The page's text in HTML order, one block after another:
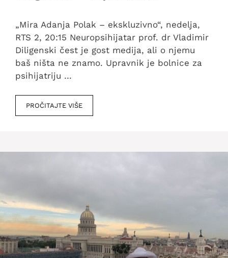
„Mira Adanja Polak – ekskluzivno“, nedelja,
RTS 2, 20:15 Neuropsihijatar prof. dr Vladimir
Diligenski čest je gost medija, ali o njemu
baš ništa ne znamo. Upravnik je bolnice za
psihijatriju …
PROČITAJTE VIŠE